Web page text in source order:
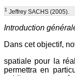
1 Jeffrey SACHS (2005).
Introduction
Dans cet objectif,
spatiale pour la
permettra en